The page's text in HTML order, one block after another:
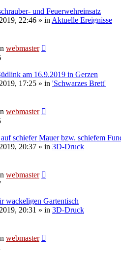
und Feuerwehreinsatz
22:46 » in Aktuelle Ereignisse
webmaster
am 16.9.2019 in Gerzen
17:25 » in 'Schwarzes Brett'
webmaster
schiefer Mauer bzw. schiefem
20:37 » in 3D-Druck
webmaster
wackeligen Gartentisch
20:31 » in 3D-Druck
webmaster